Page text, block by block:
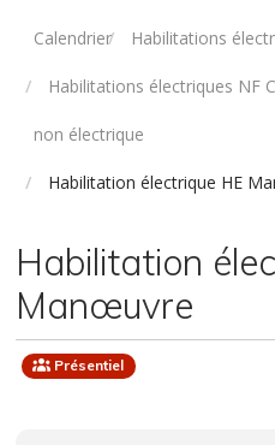
Calendrier Habilitations
Habilitations électriques NF
non électrique
Habilitation électrique HE
Habilitation
Manœuvre
Présentiel